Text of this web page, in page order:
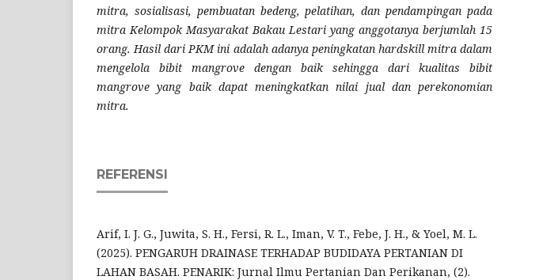
mitra, sosialisasi, pembuatan bedeng, pelatihan, dan pendampingan pada
mitra Kelompok Masyarakat Bakau Lestari yang anggotanya berjumlah 15
orang. Hasil dari PKM ini adalah adanya peningkatan hardskill mitra dalam
mengelola bibit mangrove dengan baik sehingga dari kualitas bibit
mangrove yang baik dapat meningkatkan nilai jual dan perekonomian
mitra.
REFERENSI
Arif, I. J. G., Juwita, S. H., Fersi, R. L., Iman, V. T., Febe, J. H., & Yoel, M. L.
(2025). PENGARUH DRAINASE TERHADAP BUDIDAYA PERTANIAN DI
LAHAN BASAH. PENARIK: Jurnal Ilmu Pertanian Dan Perikanan, (2).